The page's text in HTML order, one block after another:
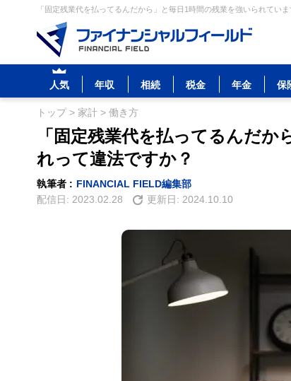
「固定残業代を払ってるんだから」と毎日1時間の残業を強いられてい
人気 年収 相続 税金 年金 保
トップ> 家計 > 働き方
「固定残業代を払ってるんだ
れって違法ですか？
執筆者 : FINANCIAL FIELD編集部
配信日: 2023.02.28 更新日: 2024.10.10